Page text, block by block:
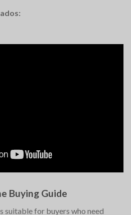
Buying Guide
suitable for buyers who need